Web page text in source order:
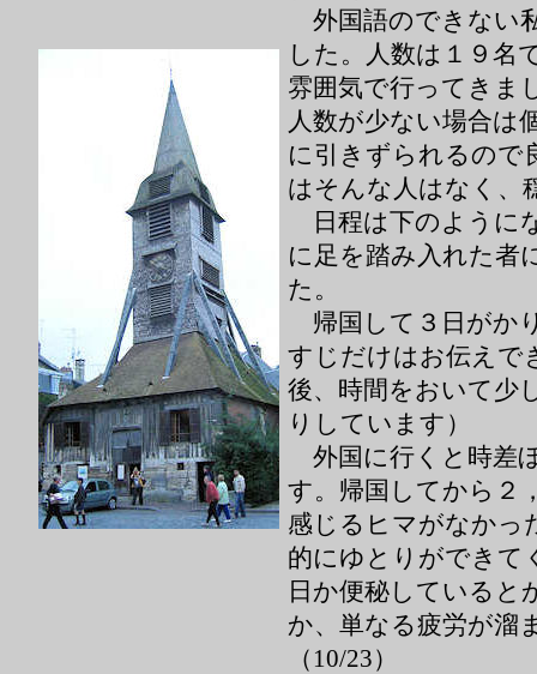
外国語のできない
した。人数は１９名
雰囲気で行ってきま
人数が少ない場合は
に引きずられるので
はそんな人はなく、
日程は下のように
に足を踏み入れた者
た。
帰国して３日がか
すじだけはお伝えで
後、時間をおいて少
りしています）
外国に行くと時差
す。帰国してから２
感じるヒマがなかっ
的にゆとりができて
日か便秘していると
か、単なる疲労が
（10/23）